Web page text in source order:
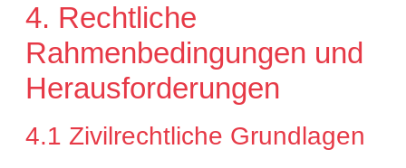
4. Rechtliche
Rahmenbedingungen und
Herausforderungen
4.1 Zivilrechtliche Grundlagen